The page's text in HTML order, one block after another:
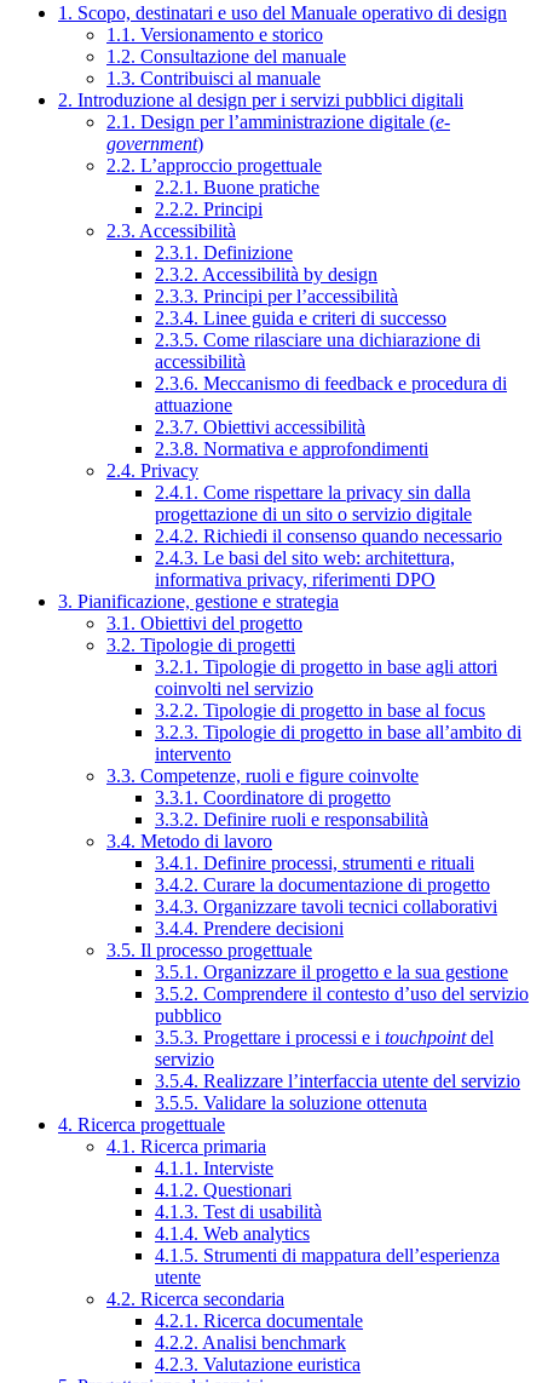
1. Scopo, destinatari e uso del Manuale operativo di design
1.1. Versionamento e storico
1.2. Consultazione del manuale
1.3. Contribuisci al manuale
2. Introduzione al design per i servizi pubblici digitali
2.1. Design per l’amministrazione digitale (e-
government)
2.2. L’approccio progettuale
2.2.1. Buone pratiche
2.2.2. Principi
2.3. Accessibilità
2.3.1. Definizione
2.3.2. Accessibilità by design
2.3.3. Principi per l’accessibilità
2.3.4. Linee guida e criteri di successo
2.3.5. Come rilasciare una dichiarazione di
accessibilità
2.3.6. Meccanismo di feedback e procedura di
attuazione
2.3.7. Obiettivi accessibilità
2.3.8. Normativa e approfondimenti
2.4. Privacy
2.4.1. Come rispettare la privacy sin dalla
progettazione di un sito o servizio digitale
2.4.2. Richiedi il consenso quando necessario
2.4.3. Le basi del sito web: architettura,
informativa privacy, riferimenti DPO
3. Pianificazione, gestione e strategia
3.1. Obiettivi del progetto
3.2. Tipologie di progetti
3.2.1. Tipologie di progetto in base agli attori
coinvolti nel servizio
3.2.2. Tipologie di progetto in base al focus
3.2.3. Tipologie di progetto in base all’ambito di
intervento
3.3. Competenze, ruoli e figure coinvolte
3.3.1. Coordinatore di progetto
3.3.2. Definire ruoli e responsabilità
3.4. Metodo di lavoro
3.4.1. Definire processi, strumenti e rituali
3.4.2. Curare la documentazione di progetto
3.4.3. Organizzare tavoli tecnici collaborativi
3.4.4. Prendere decisioni
3.5. Il processo progettuale
3.5.1. Organizzare il progetto e la sua gestione
3.5.2. Comprendere il contesto d’uso del servizio
pubblico
3.5.3. Progettare i processi e i touchpointdel
servizio
3.5.4. Realizzare l’interfaccia utente del servizio
3.5.5. Validare la soluzione ottenuta
4. Ricerca progettuale
4.1. Ricerca primaria
4.1.1. Interviste
4.1.2. Questionari
4.1.3. Test di usabilità
4.1.4. Web analytics
4.1.5. Strumenti di mappatura dell’esperienza
utente
4.2. Ricerca secondaria
4.2.1. Ricerca documentale
4.2.2. Analisi benchmark
4.2.3. Valutazione euristica